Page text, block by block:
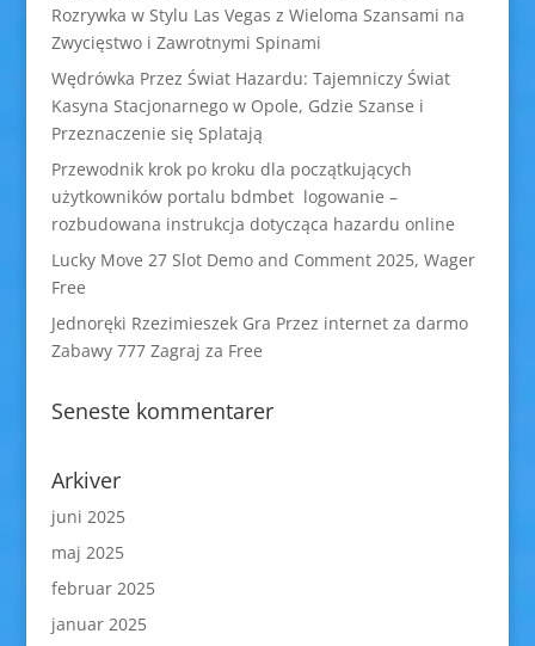
Rozrywka w Stylu Las Vegas z Wieloma Szansami na
Zwycięstwo i Zawrotnymi Spinami
Wędrówka Przez Świat Hazardu: Tajemniczy Świat
Kasyna Stacjonarnego w Opole, Gdzie Szanse i
Przeznaczenie się Splatają
Przewodnik krok po kroku dla początkujących
użytkowników portalu bdmbet logowanie –
rozbudowana instrukcja dotycząca hazardu online
Lucky Move 27 Slot Demo and Comment 2025, Wager
Free
Jednoręki Rzezimieszek Gra Przez internet za darmo
Zabawy 777 Zagraj za Free
Seneste kommentarer
Arkiver
juni 2025
maj 2025
februar 2025
januar 2025